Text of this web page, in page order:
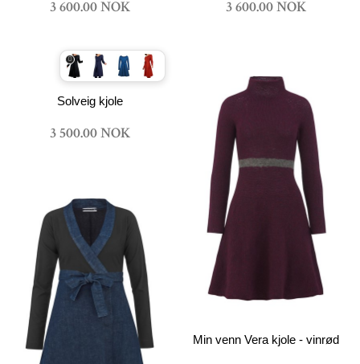
3 600.00 NOK 3 600.00 NOK
Solveig kjole
3 500.00 NOK
Min venn Vera kjole - vinrød